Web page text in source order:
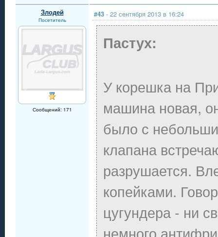
Злодей
Посетитель
Сообщений: 171
#43 - 22 сентября 2013 в 16:24
Пастух:
У корешка на
машина новая,
было с
клапана
разрушается.
копейками.
цугундера - ни
немного